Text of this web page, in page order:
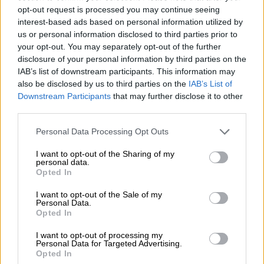
opt-out request is processed you may continue seeing
interest-based ads based on personal information utilized by
us or personal information disclosed to third parties prior to
your opt-out. You may separately opt-out of the further
disclosure of your personal information by third parties on the
IAB’s list of downstream participants. This information may
also be disclosed by us to third parties on the IAB’s List of
Downstream Participants that may further disclose it to other
Please note that this website/app uses one or more Google
not limited to your visit or usage behaviour. You may click to
grant or deny consent to Google and its third-party tags to
use your data for below specified purposes in below Google
consent section.
Personal Data Processing Opt Outs
I want to opt-out of the Sharing of my
personal data.
Opted In
I want to opt-out of the Sale of my
Personal Data.
Opted In
I want to opt-out of processing my
Personal Data for Targeted Advertising.
Opted In
«Πριν από λίγο καιρό είχαν πλακωθεί. Οι
γονείς του είχαν πει στα παιδιά και σε εμένα
ότι οδράστης ήθελε να σκοτώσει το παιδί
και την οικογένειά του ενώ δεν υπάρχει
κάποιος συγκεκριμένος λόγος».
Βία - Μπούλινγκ - Βία ανηλίκων - Ανήλικοι - Bullying -